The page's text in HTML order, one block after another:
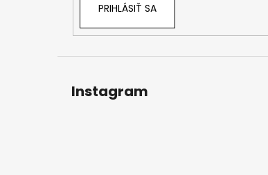
PRIHLÁSIŤ SA
Instagram